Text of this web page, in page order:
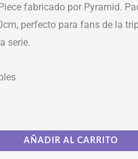
fabricado por Pyramid.
perfecto para fans de la
serie.
AÑADIR AL CARRITO